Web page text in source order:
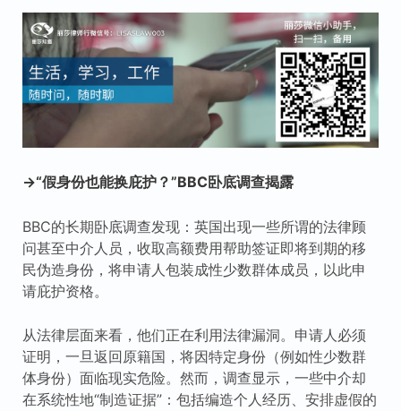
→“假身份也能换庇护？”BBC卧底调查揭露
BBC的长期卧底调查发现：英国出现一些所谓的法律顾
问甚至中介人员，收取高额费用帮助签证即将到期的移
民伪造身份，将申请人包装成性少数群体成员，以此申
请庇护资格。
从法律层面来看，他们正在利用法律漏洞。申请人必须
证明，一旦返回原籍国，将因特定身份（例如性少数群
体身份）面临现实危险。然而，调查显示，一些中介却
在系统性地“制造证据”：包括编造个人经历、安排虚假的